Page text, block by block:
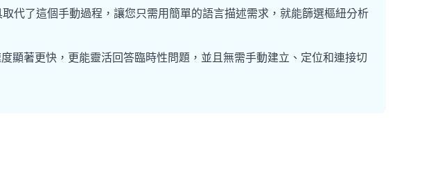
。
實用提示詞。
代了這個手動過程，讓您只需用簡單的語言描述需求，就能篩選樞紐分析
顯著更快，更能靈活回答臨時性問題，並且無需手動建立、定位和連接切